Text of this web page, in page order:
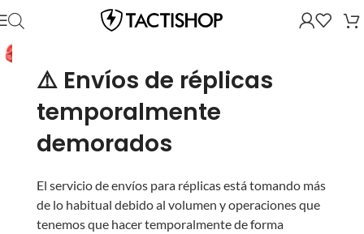
⚠️ Envíos de réplicas
temporalmente
demorados
El servicio de envíos para réplicas está tomando más
de lo habitual debido al volumen y operaciones que
tenemos que hacer temporalmente de forma